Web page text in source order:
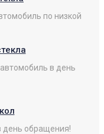
по низкой
в день
день обращения!